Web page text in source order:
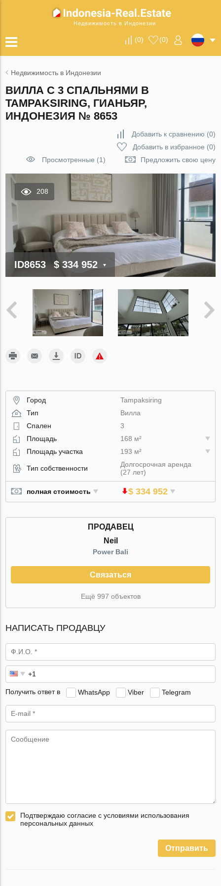
Недвижимость в Индонезии
(0) (0)
Недвижимость в Индонезии
ВИЛЛА С 3 СПАЛЬНЯМИ В
TAMPAKSIRING, ГИАНЬЯР,
ИНДОНЕЗИЯ № 8653
Добавить к сравнению (0)
Добавить в избранное (0)
Просмотренные (1)
Предложить свою цену
208
ID8653 $ 334 952
Город
Tampaksiring
Тип
Вилла
Спален
3
Площадь
168 м²
Площадь участка
193 м²
Тип собственности
Долгосрочная аренда
(27 лет)
полная стоимость $ 334 952
ПРОДАВЕЦ
Neil
Power Bali
Связаться
Ещё 997 объектов
НАПИСАТЬ ПРОДАВЦУ
Получить ответ в WhatsApp Viber Telegram
Подтверждаю согласие с условиями использования
персональных данных
Отправить